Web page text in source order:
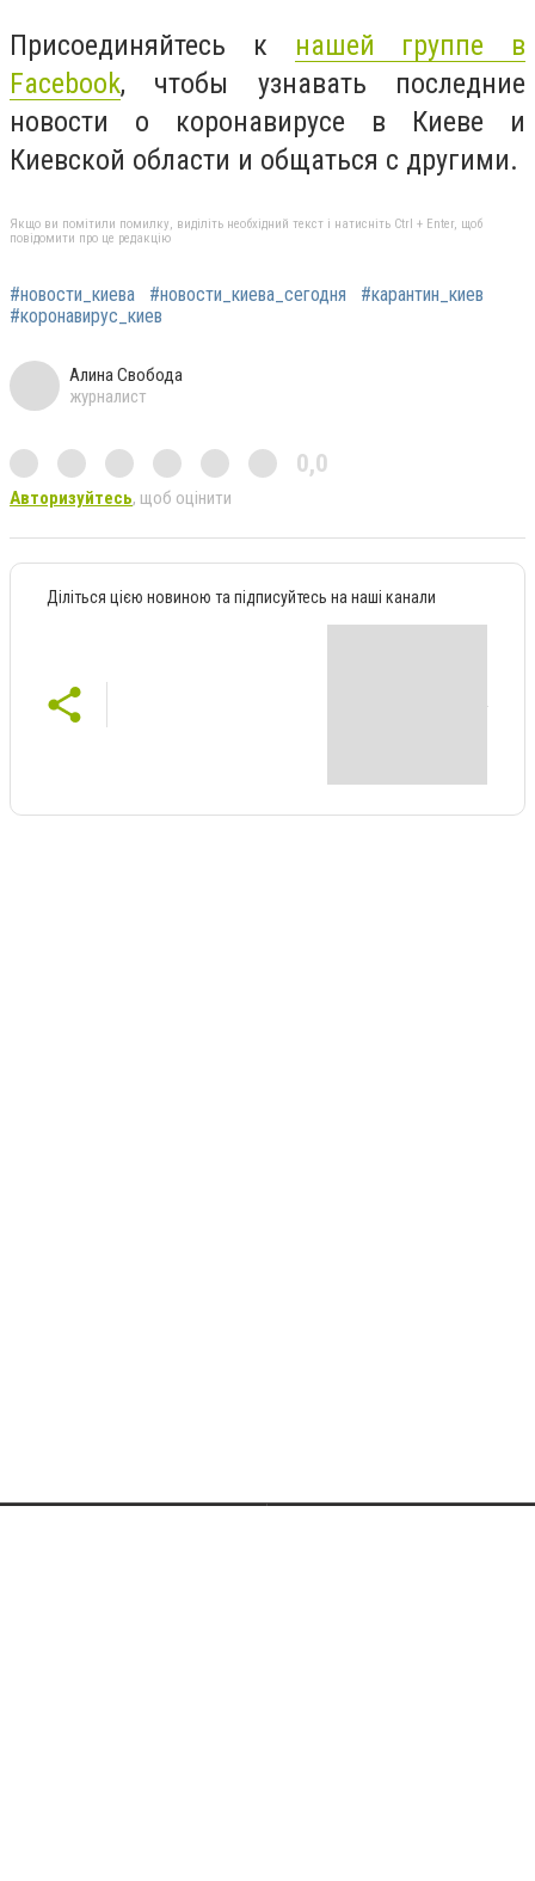
Присоединяйтесь к нашей группе в
Facebook, чтобы узнавать последние
новости о коронавирусе в Киеве и
Киевской области и общаться с другими.
Якщо ви помітили помилку, виділіть необхідний текст і натисніть Ctrl + Enter, щоб
повідомити про це редакцію
#новости_киева #новости_киева_сегодня
#карантин_киев
#коронавирус_киев
Алина Свобода
журналист
0,0
Авторизуйтесь, щоб оцінити
Діліться цією новиною та підписуйтесь на наші канали